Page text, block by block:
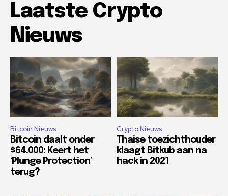
Laatste Crypto
Nieuws
Bitcoin Nieuws
Bitcoin daalt onder
$64.000: Keert het
‘Plunge Protection’
terug?
Crypto Nieuws
Thaise toezichthouder
klaagt Bitkub aan na
hack in 2021